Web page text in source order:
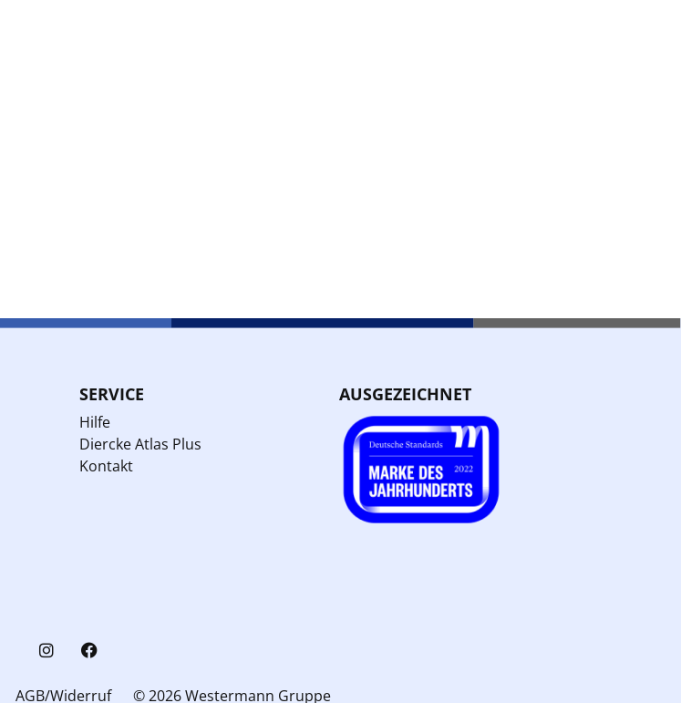
SERVICE
Hilfe
Diercke Atlas Plus
Kontakt
AUSGEZEICHNET
AGB/Widerruf © 2026 Westermann Gruppe